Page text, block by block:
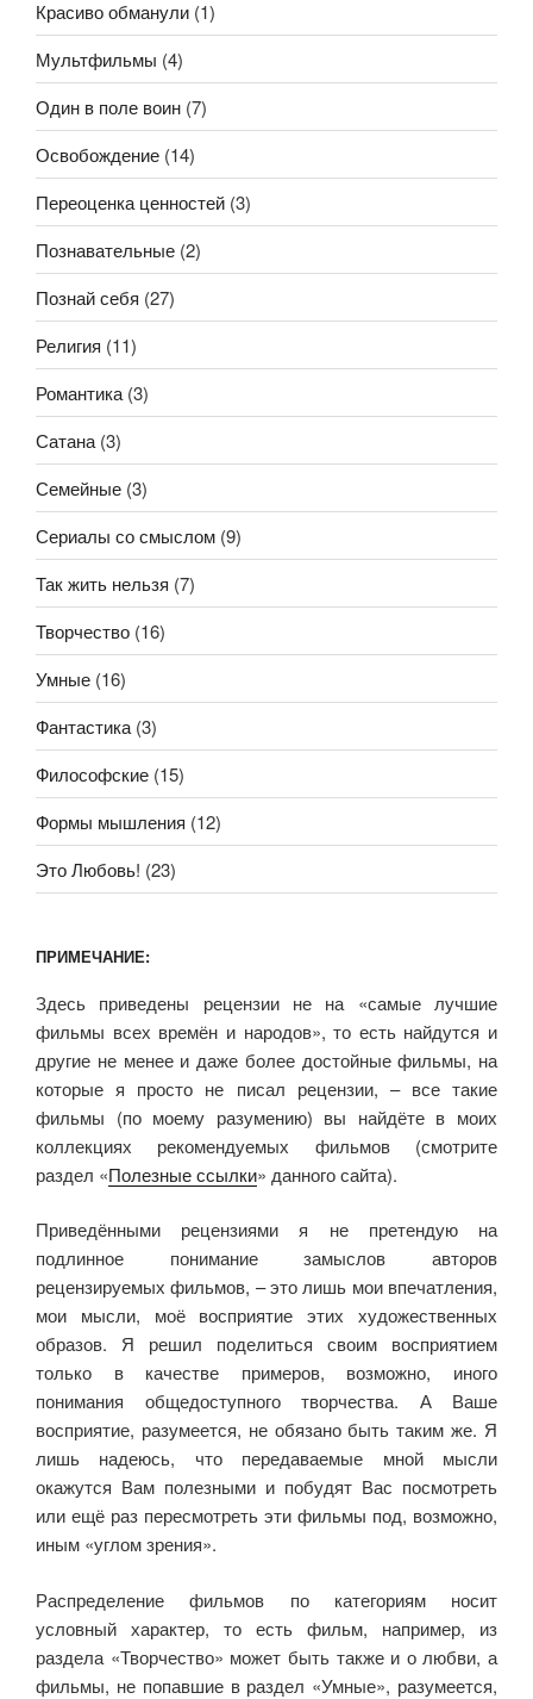
Красиво обманули (1)
Мультфильмы (4)
Один в поле воин (7)
Освобождение (14)
Переоценка ценностей (3)
Познавательные (2)
Познай себя (27)
Религия (11)
Романтика (3)
Сатана (3)
Семейные (3)
Сериалы со смыслом (9)
Так жить нельзя (7)
Творчество (16)
Умные (16)
Фантастика (3)
Философские (15)
Формы мышления (12)
Это Любовь! (23)
ПРИМЕЧАНИЕ:
Здесь приведены рецензии не на «самые лучшие
фильмы всех времён и народов», то есть найдутся и
другие не менее и даже более достойные фильмы, на
которые я просто не писал рецензии, – все такие
фильмы (по моему разумению) вы найдёте в моих
коллекциях рекомендуемых фильмов (смотрите
раздел «Полезные ссылки» данного сайта).
Приведёнными рецензиями я не претендую на
подлинное понимание замыслов авторов
рецензируемых фильмов, – это лишь мои впечатления,
мои мысли, моё восприятие этих художественных
образов. Я решил поделиться своим восприятием
только в качестве примеров, возможно, иного
понимания общедоступного творчества. А Ваше
восприятие, разумеется, не обязано быть таким же. Я
лишь надеюсь, что передаваемые мной мысли
окажутся Вам полезными и побудят Вас посмотреть
или ещё раз пересмотреть эти фильмы под, возможно,
иным «углом зрения».
Распределение фильмов по категориям носит
условный характер, то есть фильм, например, из
раздела «Творчество» может быть также и о любви, а
фильмы, не попавшие в раздел «Умные», разумеется,